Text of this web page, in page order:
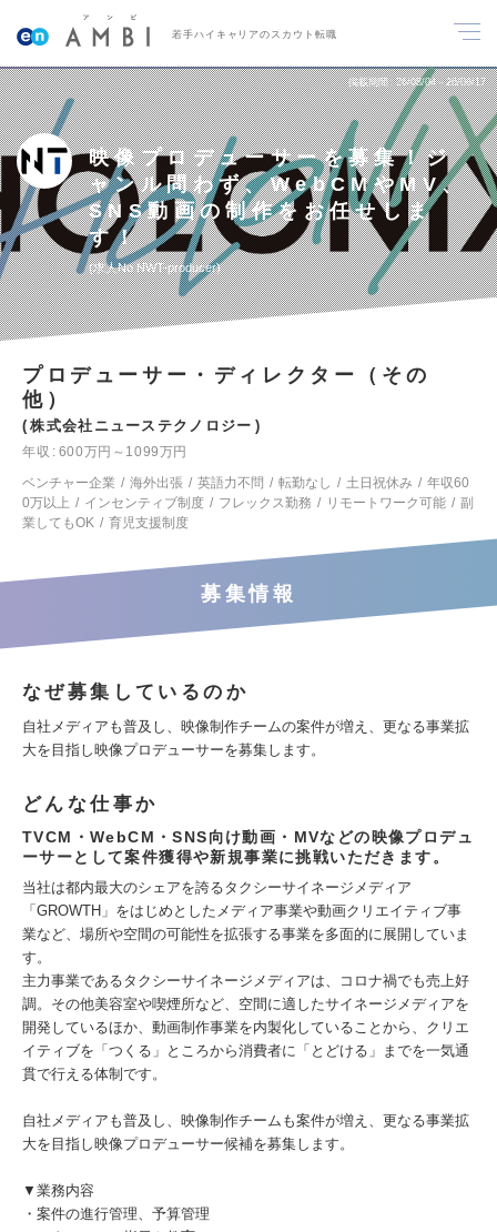
若手ハイキャリアのスカウト転職
掲載期間 26/08/04～26/08/17
映像プロデューサーを募集！ジ
ャンル問わず、WebCMやMV、
SNS動画の制作をお任せしま
す！
求人No.NWT-producer
プロデューサー・ディレクター（その
他）
株式会社ニューステクノロジー
年収
600万円～1099万円
ベンチャー企業
海外出張 英語力不問 転勤なし 土日祝休み
年収60
0万以上
インセンティブ制度 フレックス勤務 リモートワーク可能
副
業してもOK
育児支援制度
募集情報
なぜ募集しているのか
自社メディアも普及し、映像制作チームの案件が増え、更なる事業拡
大を目指し映像プロデューサーを募集します。
どんな仕事か
TVCM・WebCM・SNS向け動画・MVなどの映像プロデュ
ーサーとして案件獲得や新規事業に挑戦いただきます。
当社は都内最大のシェアを誇るタクシーサイネージメディア
「GROWTH」をはじめとしたメディア事業や動画クリエイティブ事
業など、場所や空間の可能性を拡張する事業を多面的に展開していま
す。
主力事業であるタクシーサイネージメディアは、コロナ禍でも売上好
調。その他美容室や喫煙所など、空間に適したサイネージメディアを
開発しているほか、動画制作事業を内製化していることから、クリエ
イティブを「つくる」ところから消費者に「とどける」までを一気通
貫で行える体制です。
自社メディアも普及し、映像制作チームも案件が増え、更なる事業拡
大を目指し映像プロデューサー候補を募集します。
▼業務内容
・案件の進行管理、予算管理